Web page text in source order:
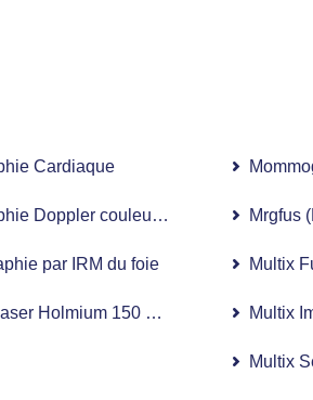
tranches)
Cardiaque
Doppler couleur 4D (USG)
par IRM du foie
Holmium 150 watts
Mrgfus
Multix
Multix
Multix